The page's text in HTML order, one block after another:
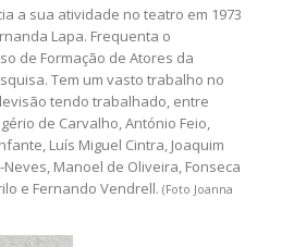
a sua atividade no teatro em 1973
Lapa. Frequenta o
de Formação de Atores da
Tem um vasto trabalho no
tendo trabalhado, entre
de Carvalho, António Feio,
Luís Miguel Cintra, Joaquim
Manoel de Oliveira, Fonseca
e Fernando Vendrell. (Foto Joanna